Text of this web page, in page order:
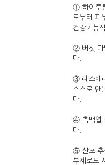
① 하이루
로부터 피
건강기능
② 버섯 다
다.
③ 레스베
스스로 만
다.
④ 측백엽 (
다.
⑤ 산초 추
부제로도